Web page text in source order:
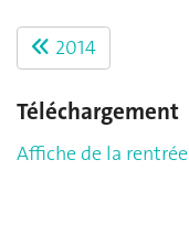
2014
Téléchargement
Affiche de la rentrée